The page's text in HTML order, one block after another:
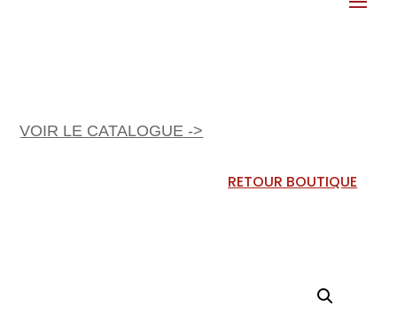
VOIR LE CATALOGUE ->
RETOUR BOUTIQUE